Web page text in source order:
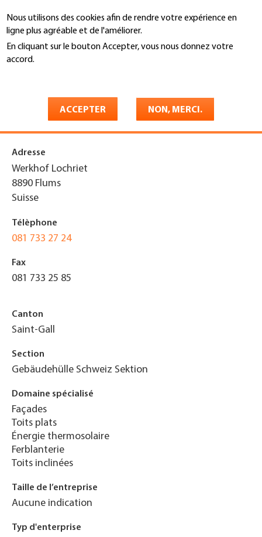
Nous utilisons des cookies afin de rendre votre expérience en
ligne plus agréable et de l'améliorer.
En cliquant sur le bouton Accepter, vous nous donnez votre
accord.
ACCEPTER NON, MERCI.
au
contenu
principal
Recherche
You
Adresse
Werkhof Lochriet
8890 Flums
Suisse
Télèphone
081 733 27 24
Fax
081 733 25 85
Canton
Saint-Gall
Section
Gebäudehülle Schweiz Sektion
Domaine spécialisé
Façades
Toits plats
Énergie thermosolaire
Ferblanterie
Toits inclinées
Taille de l’entreprise
Aucune indication
Typ d'enterprise